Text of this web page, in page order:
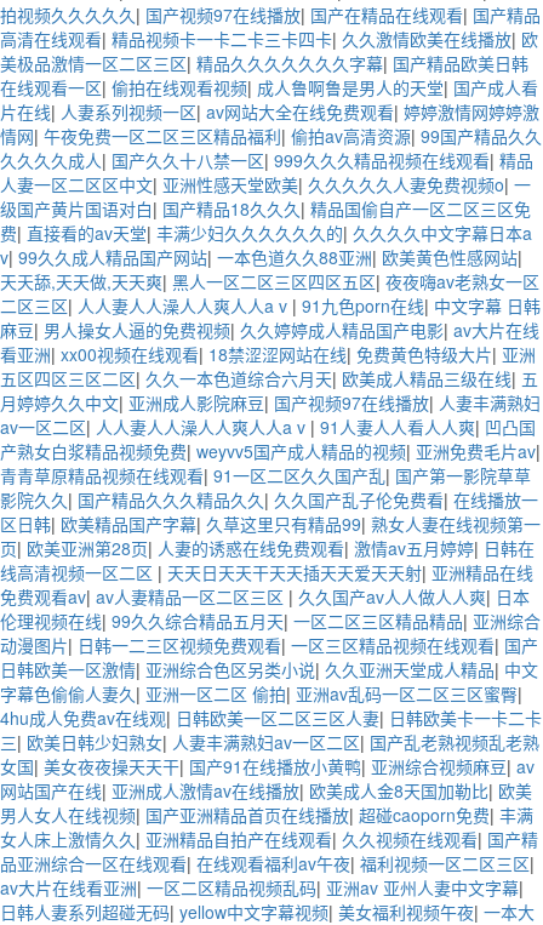
拍视频久久久久久| 国产视频97在线播放| 国产在精品在线观看| 国产精品
高清在线观看| 精品视频卡一卡二卡三卡四卡| 久久激情欧美在线播放| 欧
美极品激情一区二区三区| 精品久久久久久久久字幕| 国产精品欧美日韩
在线观看一区| 偷拍在线观看视频| 成人鲁啊鲁是男人的天堂| 国产成人看
片在线| 人妻系列视频一区| av网站大全在线免费观看| 婷婷激情网婷婷激
情网| 午夜免费一区二区三区精品福利| 偷拍av高清资源| 99国产精品久久
久久久久成人| 国产久久十八禁一区| 999久久久精品视频在线观看| 精品
人妻一区二区区中文| 亚洲性感天堂欧美| 久久久久久人妻免费视频o| 一
级国产黄片国语对白| 国产精品18久久久| 精品国偷自产一区二区三区免
费| 直接看的av天堂| 丰满少妇久久久久久久的| 久久久久中文字幕日本a
v| 99久久成人精品国产网站| 一本色道久久88亚洲| 欧美黄色性感网站|
天天舔,天天做,天天爽| 黑人一区二区三区四区五区| 夜夜嗨av老熟女一区
二区三区| 人人妻人人澡人人爽人人a v | 91九色porn在线| 中文字幕 日韩
麻豆| 男人操女人逼的免费视频| 久久婷婷成人精品国产电影| av大片在线
看亚洲| xx00视频在线观看| 18禁涩涩网站在线| 免费黄色特级大片| 亚洲
五区四区三区二区| 久久一本色道综合六月天| 欧美成人精品三级在线| 五
月婷婷久久中文| 亚洲成人影院麻豆| 国产视频97在线播放| 人妻丰满熟妇
av一区二区| 人人妻人人澡人人爽人人a v | 91人妻人人看人人爽| 凹凸国
产熟女白浆精品视频免费| weyvv5国产成人精品的视频| 亚洲免费毛片av|
青青草原精品视频在线观看| 91一区二区久久国产乱| 国产第一影院草草
影院久久| 国产精品久久久精品久久| 久久国产乱子伦免费看| 在线播放一
区日韩| 欧美精品国产字幕| 久草这里只有精品99| 熟女人妻在线视频第一
页| 欧美亚洲第28页| 人妻的诱惑在线免费观看| 激情av五月婷婷| 日韩在
线高清视频一区二区 | 天天日天天干天天插天天爱天天射| 亚洲精品在线
免费观看av| av人妻精品一区二区三区 | 久久国产av人人做人人爽| 日本
伦理视频在线| 99久久综合精品五月天| 一区二区三区精品精品| 亚洲综合
动漫图片| 日韩一二三区视频免费观看| 一区三区精品视频在线观看| 国产
日韩欧美一区激情| 亚洲综合色区另类小说| 久久亚洲天堂成人精品| 中文
字幕色偷偷人妻久| 亚洲一区二区 偷拍| 亚洲av乱码一区二区三区蜜臀|
4hu成人免费av在线观| 日韩欧美一区二区三区人妻| 日韩欧美卡一卡二卡
三| 欧美日韩少妇熟女| 人妻丰满熟妇av一区二区| 国产乱老熟视频乱老熟
女国| 美女夜夜操天天干| 国产91在线播放小黄鸭| 亚洲综合视频麻豆| av
网站国产在线| 亚洲成人激情av在线播放| 欧美成人金8天国加勒比| 欧美
男人女人在线视频| 国产亚洲精品首页在线播放| 超碰caoporn免费| 丰满
女人床上激情久久| 亚洲精品自拍产在线观看| 久久视频在线观看| 国产精
品亚洲综合一区在线观看| 在线观看福利av午夜| 福利视频一区二区三区|
av大片在线看亚洲| 一区二区精品视频乱码| 亚洲av 亚州人妻中文字幕|
日韩人妻系列超碰无码| yellow中文字幕视频| 美女福利视频午夜| 一本大